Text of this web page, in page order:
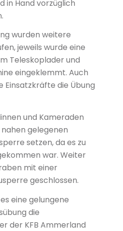
in Hand vorzüglich
wurden weitere
jeweils wurde eine
Teleskoplader und
eingeklemmt. Auch
Einsatzkräfte die Übung
und Kameraden
gelegenen
setzen, da es zu
war. Weiter
mit einer
geschlossen.
eine gelungene
die
der KFB Ammerland